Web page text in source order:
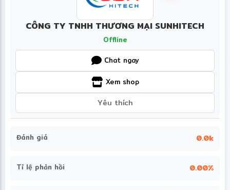
CÔNG TY TNHH THƯƠNG MẠI SUNHITECH
Offline
Chat ngay
Xem shop
Yêu thích
Đánh giá 0.0k
Tỉ lệ phản hồi 0.00%